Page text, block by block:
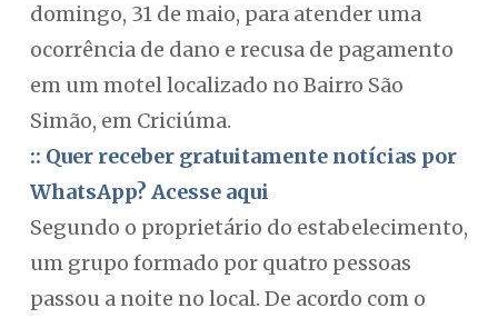
domingo, 31 de maio, para atender uma
ocorrência de dano e recusa de pagamento
em um motel localizado no Bairro São
Simão, em Criciúma.
:: Quer receber gratuitamente notícias por
WhatsApp? Acesse aqui
Segundo o proprietário do estabelecimento,
um grupo formado por quatro pessoas
passou a noite no local. De acordo com o